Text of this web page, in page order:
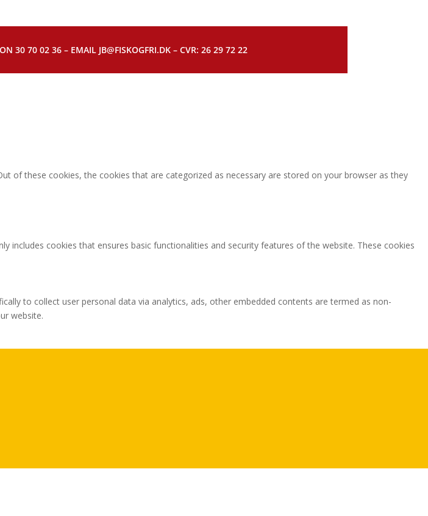
30 70 02 36 – EMAIL JB@FISKOGFRI.DK – CVR: 26 29 72 22
of these cookies, the cookies that are categorized as necessary are stored on your browser as they
cookies that ensures basic functionalities and security features of the website. These cookies
to collect user personal data via analytics, ads, other embedded contents are termed as non-
website.